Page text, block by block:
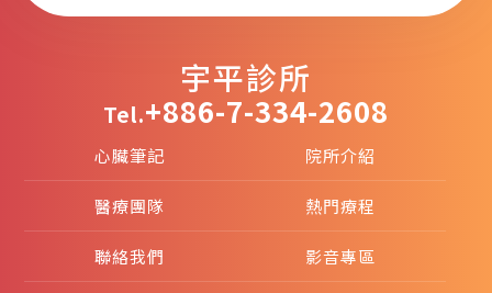
宇平診所
Tel.+886-7-334-2608
心臟筆記 院所介紹
醫療團隊 熱門療程
聯絡我們 影音專區